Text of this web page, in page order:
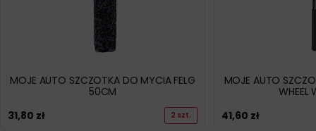
MOJE AUTO SZCZOTKA DO MYCIA FELG
50CM
31,80 zł 2 szt.
MOJE AUTO
WHEEL
41,60 zł